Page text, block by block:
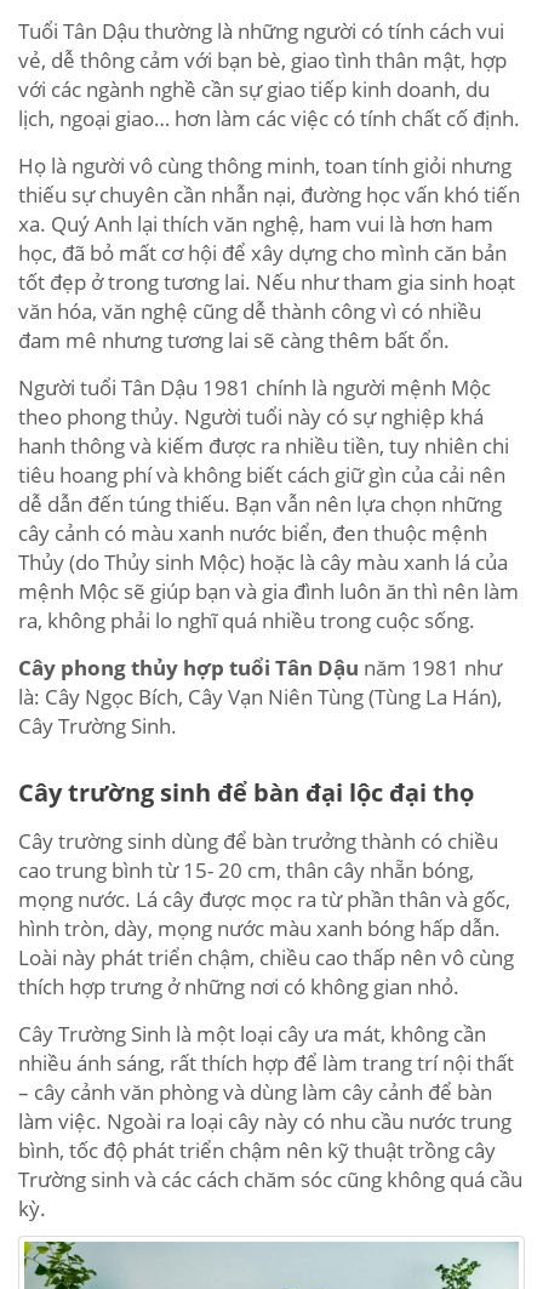
Tuổi Tân Dậu thường là những người có tính cách vui
vẻ, dễ thông cảm với bạn bè, giao tình thân mật, hợp
với các ngành nghề cần sự giao tiếp kinh doanh, du
lịch, ngoại giao… hơn làm các việc có tính chất cố định.
Họ là người vô cùng thông minh, toan tính giỏi nhưng
thiếu sự chuyên cần nhẫn nại, đường học vấn khó tiến
xa. Quý Anh lại thích văn nghệ, ham vui là hơn ham
học, đã bỏ mất cơ hội để xây dựng cho mình căn bản
tốt đẹp ở trong tương lai. Nếu như tham gia sinh hoạt
văn hóa, văn nghệ cũng dễ thành công vì có nhiều
đam mê nhưng tương lai sẽ càng thêm bất ổn.
Người tuổi Tân Dậu 1981 chính là người mệnh Mộc
theo phong thủy. Người tuổi này có sự nghiệp khá
hanh thông và kiếm được ra nhiều tiền, tuy nhiên chi
tiêu hoang phí và không biết cách giữ gìn của cải nên
dễ dẫn đến túng thiếu. Bạn vẫn nên lựa chọn những
cây cảnh có màu xanh nước biển, đen thuộc mệnh
Thủy (do Thủy sinh Mộc) hoặc là cây màu xanh lá của
mệnh Mộc sẽ giúp bạn và gia đình luôn ăn thì nên làm
ra, không phải lo nghĩ quá nhiều trong cuộc sống.
Cây phong thủy hợp tuổi Tân Dậu năm 1981 như
là: Cây Ngọc Bích, Cây Vạn Niên Tùng (Tùng La Hán),
Cây Trường Sinh.
Cây trường sinh để bàn đại lộc đại thọ
Cây trường sinh dùng để bàn trưởng thành có chiều
cao trung bình từ 15- 20 cm, thân cây nhẵn bóng,
mọng nước. Lá cây được mọc ra từ phần thân và gốc,
hình tròn, dày, mọng nước màu xanh bóng hấp dẫn.
Loài này phát triển chậm, chiều cao thấp nên vô cùng
thích hợp trưng ở những nơi có không gian nhỏ.
Cây Trường Sinh là một loại cây ưa mát, không cần
nhiều ánh sáng, rất thích hợp để làm trang trí nội thất
– cây cảnh văn phòng và dùng làm cây cảnh để bàn
làm việc. Ngoài ra loại cây này có nhu cầu nước trung
bình, tốc độ phát triển chậm nên kỹ thuật trồng cây
Trường sinh và các cách chăm sóc cũng không quá cầu
kỳ.